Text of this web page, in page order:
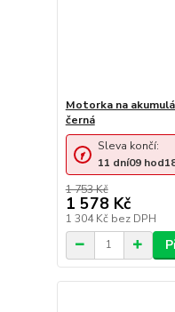
Motorka na
černá
1 753 Kč
1 578 Kč
1 304 Kč bez DPH
Sleva končí:
11 dní09 hod